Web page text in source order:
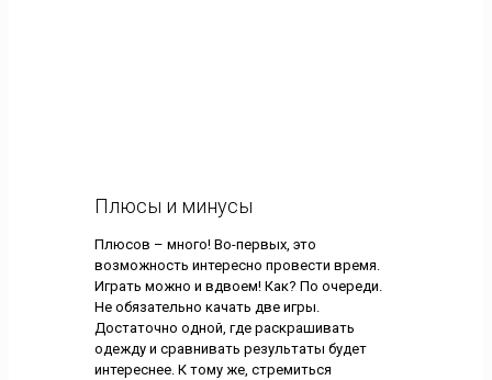
Плюсы и минусы
Плюсов – много! Во-первых, это
возможность интересно провести время.
Играть можно и вдвоем! Как? По очереди.
Не обязательно качать две игры.
Достаточно одной, где раскрашивать
одежду и сравнивать результаты будет
интереснее. К тому же, стремиться